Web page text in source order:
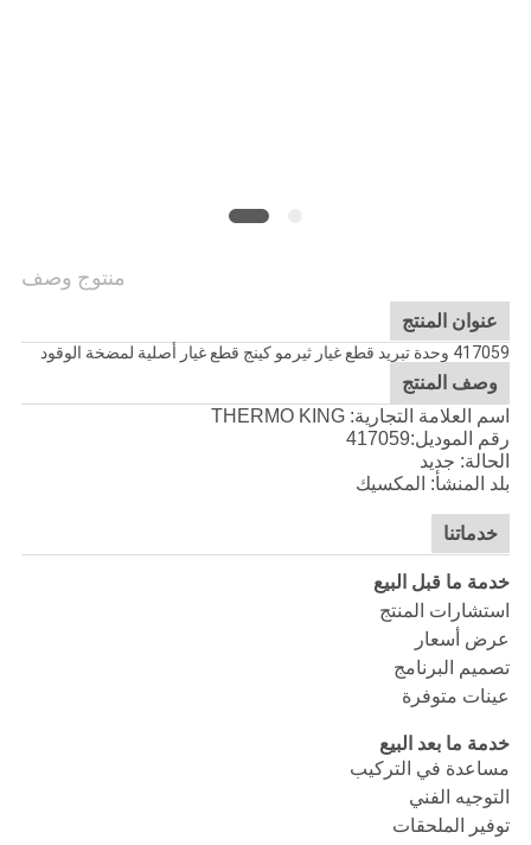
منتوج وصف
عنوان المنتج
417059 وحدة تبريد قطع غيار ثيرمو كينج قطع غيار أصلية لمضخة الوقود
وصف المنتج
اسم العلامة التجارية: THERMO KING
رقم الموديل:417059
الحالة: جديد
بلد المنشأ: المكسيك
خدماتنا
خدمة ما قبل البيع
استشارات المنتج
عرض أسعار
تصميم البرنامج
عينات متوفرة
خدمة ما بعد البيع
مساعدة في التركيب
التوجيه الفني
توفير الملحقات